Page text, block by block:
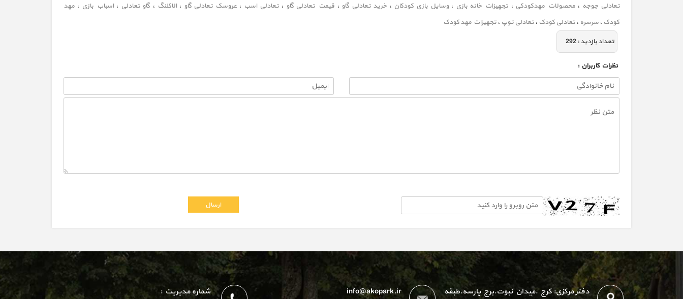
تعادلی جوجه ،محصولات مهدکودکی ،تجهیزات خانه بازی ،وسایل بازی کودکان ، خرید تعادلی گاو ،قیمت تعادلی گاو ،تعادلی اسب ،عروسک تعادلی گاو ،الاکلنگ ، گاو تعادلی ،اسباب بازی ،مهد
کودک ، سرسره ، تعادلی کودک ، تعادلی توپ ، تجهیزات مهد کودک
تعداد بازديد : 292
نظرات كاربران :
دفتر مرکزی: کرج .میدان نبوت.برج پارسه.طبقه
info@akopark.ir
شماره مدیریت :